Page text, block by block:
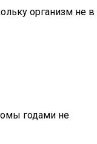
организм не в
годами не